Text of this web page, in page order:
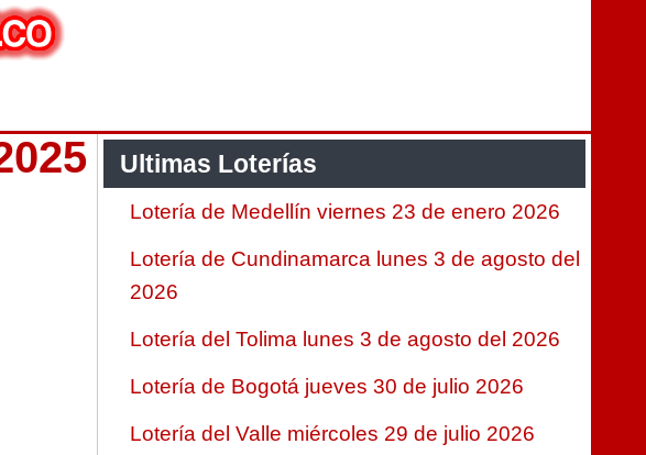
Ultimas Loterías
Lotería de Medellín viernes 23 de enero 2026
Lotería de Cundinamarca lunes 3 de agosto del
2026
Lotería del Tolima lunes 3 de agosto del 2026
Lotería de Bogotá jueves 30 de julio 2026
Lotería del Valle miércoles 29 de julio 2026